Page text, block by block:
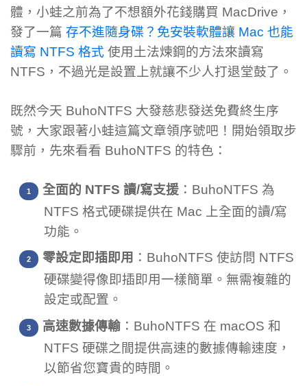
體，小蛙之前為了不想額外花錢購買 MacDrive，
發了一篇 存不進隨身碟？免安裝軟體讓 Mac 也能
讀寫 NTFS 格式 使用土法煉鋼的方法來讀寫
NTFS，不過光是設置上就讓不少人打退堂鼓了。
既然今天 BuhoNTFS 大發慈悲發送免費終生序
號，大家跟著小蛙這篇文章領序號吧！開始領取步
驟前，先來看看 BuhoNTFS 的特色：
全面的 NTFS 讀/寫支援 ：BuhoNTFS 為
NTFS 格式硬碟提供在 Mac 上全面的讀/寫
功能。
零設定即插即用 ：BuhoNTFS 使訪問 NTFS
硬碟變得像即插即用一樣簡單。無需複雜的
設定或配置。
高速數據傳輸 ：BuhoNTFS 在 macOS 和
NTFS 硬碟之間提供高速的數據傳輸速度，
以節省您寶貴的時間。